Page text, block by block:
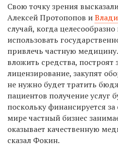
Свою точку зрения
Алексей Протопопов и
случай, когда
использовать
привлечь частную
вложить средства, построят
лицензирование, закупят
не нужно будет тратить
пациентов получение услуг
поскольку финансируется
мире частный бизнес
оказывает качественную
сказал Фокин.